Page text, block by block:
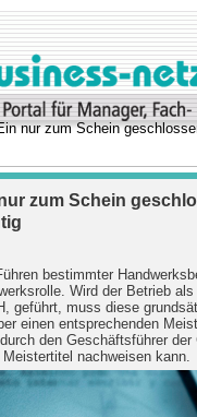
nur zum Schein
zum Schein
bestimmter
Wird der Betrieb
geführt, muss diese
einen entsprechenden
den Geschäftsführer
Meistertitel nachweisen kann.